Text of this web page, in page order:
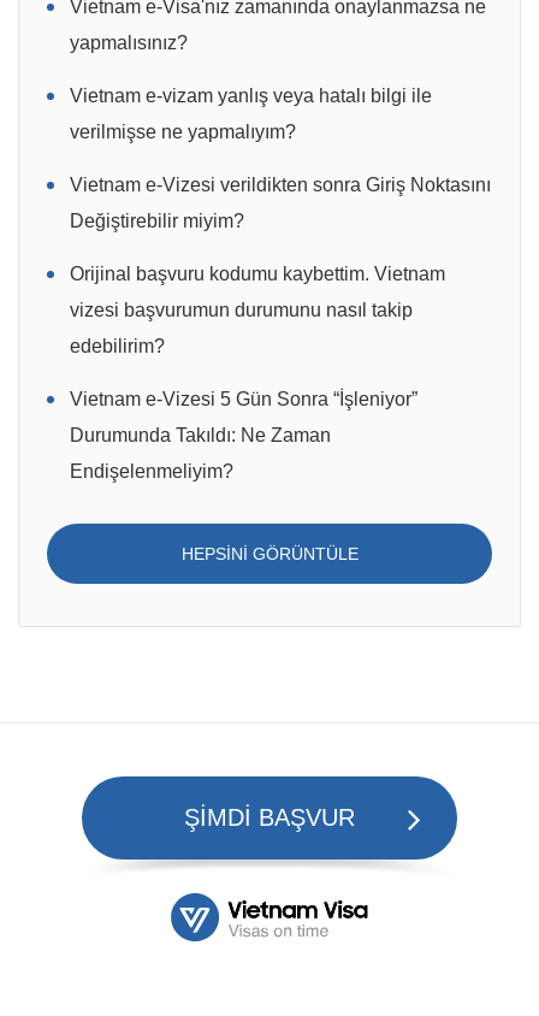
Vietnam e-Visa'nız zamanında onaylanmazsa ne
yapmalısınız?
Vietnam e-vizam yanlış veya hatalı bilgi ile
verilmişse ne yapmalıyım?
Vietnam e-Vizesi verildikten sonra Giriş Noktasını
Değiştirebilir miyim?
Orijinal başvuru kodumu kaybettim. Vietnam
vizesi başvurumun durumunu nasıl takip
edebilirim?
Vietnam e-Vizesi 5 Gün Sonra “İşleniyor”
Durumunda Takıldı: Ne Zaman
Endişelenmeliyim?
HEPSINI GÖRÜNTÜLE
ŞİMDİ BAŞVUR